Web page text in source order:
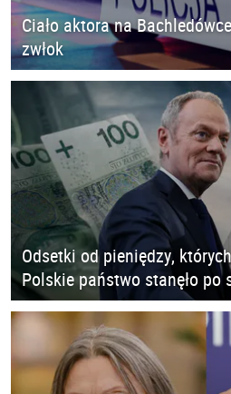
Ciało aktora na
zwłok
Odsetki od pieniędzy,
Polskie państwo stanęło po